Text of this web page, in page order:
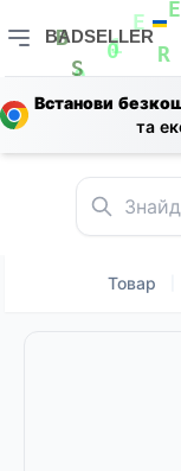
1
0
S
A
E
A
0
E
BADSELLER
BADSELLER —
Встанови
та
Товар